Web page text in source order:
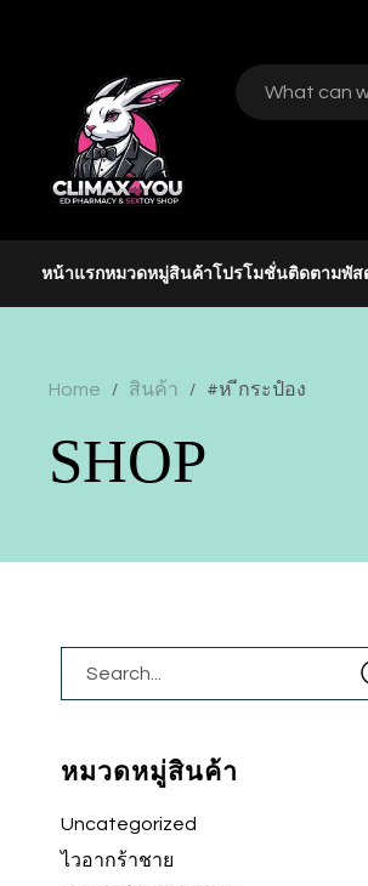
หน้าแรกหมวดหมู่สินค้า โปรโมชั่นติดตามพัส
Home / สินค้า / #ห ีกระปํอง
SHOP
หมวดหมู่สินค้า
Uncategorized
ไวอากร้าชาย